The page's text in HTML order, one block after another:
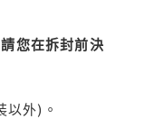
您在拆封前決
外)。